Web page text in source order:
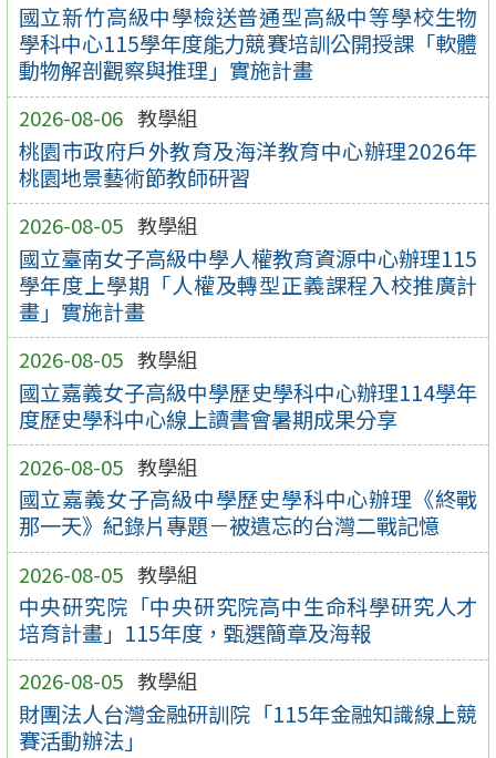
國立新竹高級中學檢送普通型高級中等學校生物
學科中心115學年度能力競賽培訓公開授課「軟體
動物解剖觀察與推理」實施計畫
2026-08-06 教學組
桃園市政府戶外教育及海洋教育中心辦理2026年
桃園地景藝術節教師研習
2026-08-05 教學組
國立臺南女子高級中學人權教育資源中心辦理115
學年度上學期「人權及轉型正義課程入校推廣計
畫」實施計畫
2026-08-05 教學組
國立嘉義女子高級中學歷史學科中心辦理114學年
度歷史學科中心線上讀書會暑期成果分享
2026-08-05 教學組
國立嘉義女子高級中學歷史學科中心辦理《終戰
那一天》紀錄片專題－被遺忘的台灣二戰記憶
2026-08-05 教學組
中央研究院「中央研究院高中生命科學研究人才
培育計畫」115年度，甄選簡章及海報
2026-08-05 教學組
財團法人台灣金融研訓院「115年金融知識線上競
賽活動辦法」